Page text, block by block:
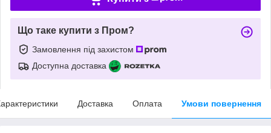
Що таке купити з Пром?
Замовлення під захистом
Доступна доставка
Доставка Оплата Умови повернення